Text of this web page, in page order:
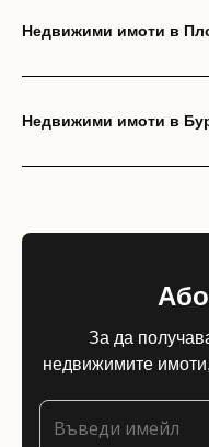
Недвижими имоти в
Недвижими имоти в
За да
недвижимите